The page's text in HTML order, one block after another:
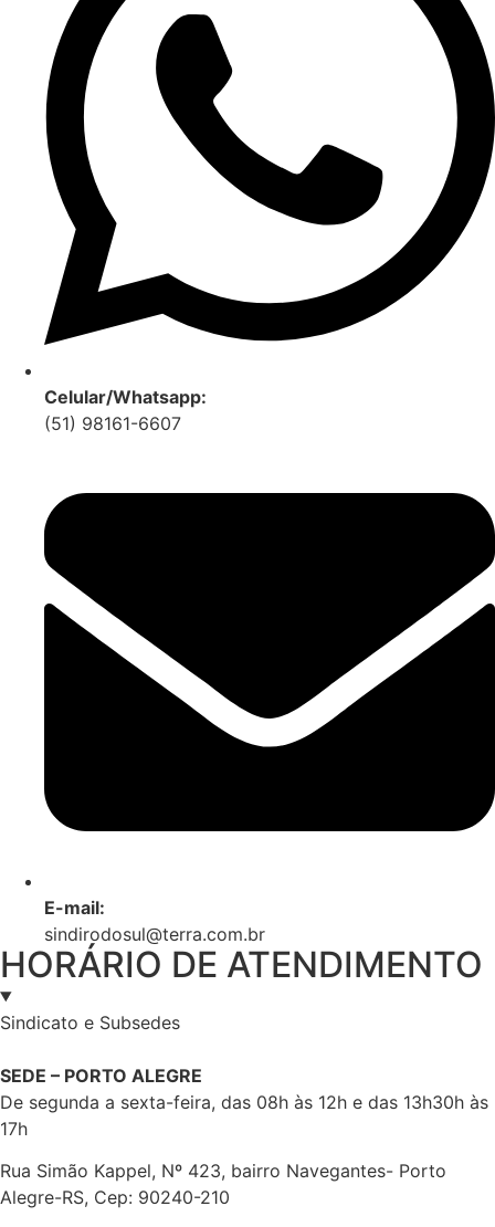
Celular/Whatsapp:
(51) 98161-6607
E-mail:
sindirodosul@terra.com.br
HORÁRIO DE ATENDIMENTO
Sindicato e Subsedes
SEDE – PORTO ALEGRE
De segunda a sexta-feira, das 08h às 12h e das 13h30h às
17h
Rua Simão Kappel, Nº 423, bairro Navegantes- Porto
Alegre-RS, Cep: 90240-210